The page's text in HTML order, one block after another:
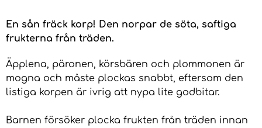
En sån fräck korp! Den norpar de söta, saftiga
frukterna från träden.
Äpplena, päronen, körsbären och plommonen är
mogna och måste plockas snabbt, eftersom den
listiga korpen är ivrig att nypa lite godbitar.
Barnen försöker plocka frukten från träden innan